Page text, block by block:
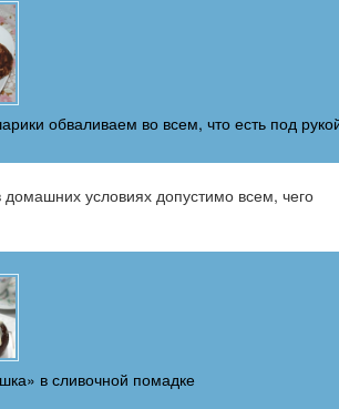
обваливаем во всем, что есть под
условиях допустимо всем, чего
в сливочной помадке